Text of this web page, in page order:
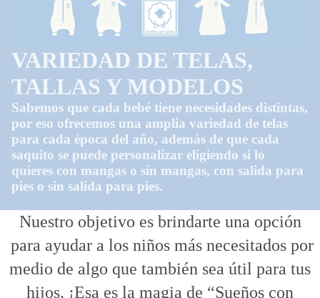
VARIEDAD DE TELAS,
TALLAS Y MODELOS
Sabemos que cada bebé tiene necesidades distintas,
por eso ofrecemos una amplia variedad de telas
para cada época del año, además de que cada
saquito se puede personalizar eligiendo si lo
quieres con mangas o sin mangas, con salida para
pies o sin salida para pies.
Nuestro objetivo es brindarte una opción
para ayudar a los niños más necesitados por
medio de algo que también sea útil para tus
hijos. ¡Esa es la magia de “Sueños con